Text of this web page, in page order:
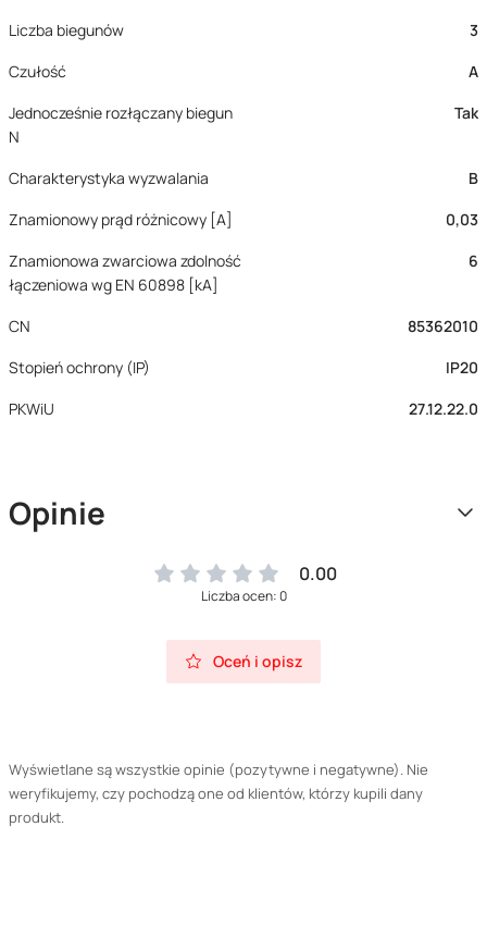
Liczba biegunów
3
Czułość
A
Jednocześnie rozłączany biegun
N
Tak
Charakterystyka wyzwalania
B
Znamionowy prąd różnicowy [A]
0,03
Znamionowa zwarciowa zdolność
łączeniowa wg EN 60898 [kA]
6
CN
85362010
Stopień ochrony (IP)
IP20
PKWiU
27.12.22.0
Opinie
0.00
Liczba ocen: 0
Oceń i opisz
Wyświetlane są wszystkie opinie (pozytywne i negatywne). Nie
weryfikujemy, czy pochodzą one od klientów, którzy kupili dany
produkt.